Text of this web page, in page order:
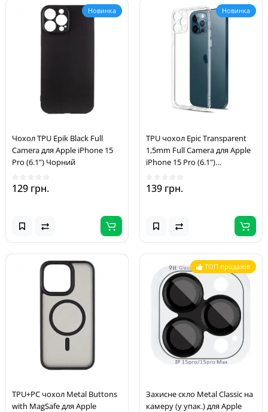
Новинка
Чохол TPU Epik Black Full
Camera для Apple iPhone 15
Pro (6.1") Чорний
129 грн.
Новинка
TPU чохол Epic Transparent
1,5mm Full Camera для Apple
iPhone 15 Pro (6.1")
139 грн.
TPU+PC чохол Metal Buttons
with MagSafe для Apple
ТОП продажів
Захисне скло Metal Classic на
камеру (у упак.) для Apple